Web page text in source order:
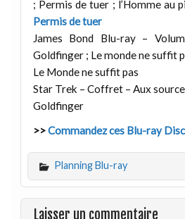
; Permis de tuer ; l’Homme au
Permis de tuer
James Bond Blu-ray –
Goldfinger ; Le monde ne suffit
Le Monde ne suffit pas
Star Trek – Coffret – Aux
Goldfinger
>>Commandez ces Blu-ray
Planning Blu-ray
Laisser un commentaire